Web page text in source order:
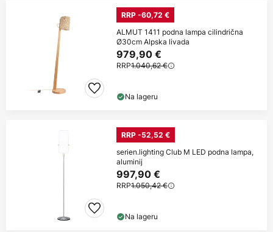
RRP -60,72 €
ALMUT 1411 podna lampa cilindrična
Ø30cm Alpska livada
979,90 €
RRP1.040,62 €
Na lageru
RRP -52,52 €
serien.lighting Club M LED podna lampa,
aluminij
997,90 €
RRP1.050,42 €
Na lageru